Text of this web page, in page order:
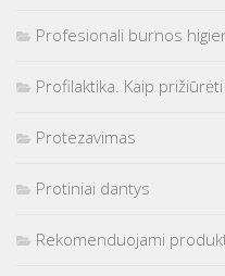
Profesionali burnos
Profilaktika. Kaip
Protezavimas
Protiniai dantys
Rekomenduojami